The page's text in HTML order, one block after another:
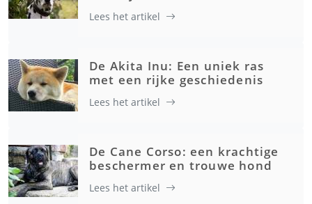
Lees het artikel
De Akita Inu: Een uniek ras
met een rijke geschiedenis
Lees het artikel
De Cane Corso: een krachtige
beschermer en trouwe hond
Lees het artikel